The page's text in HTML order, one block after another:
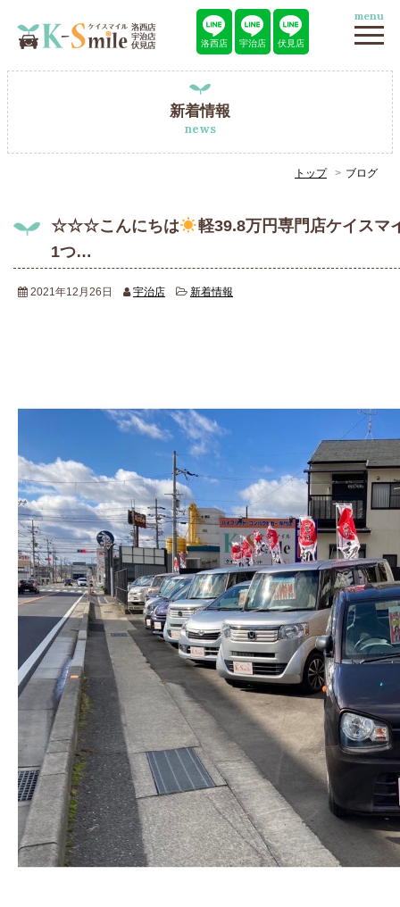
洛西店 宇治店 伏見店
menu
新着情報
news
トップ ブログ
☆☆☆こんにちは
軽39.8万円専門店ケイスマ
1つ…
2021年12月26日 宇治店 新着情報